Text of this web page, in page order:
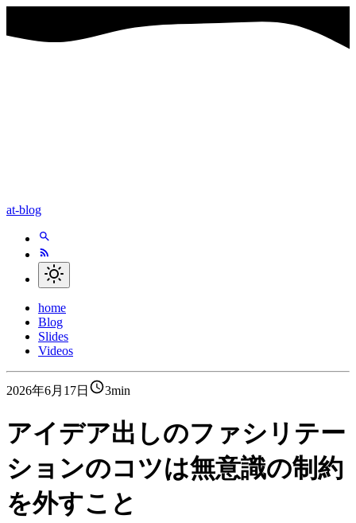
at-blog
home
Blog
Slides
Videos
2026年6月17日 3min
アイデア出しのファシリテー
ションのコツは無意識の制約
を外すこと